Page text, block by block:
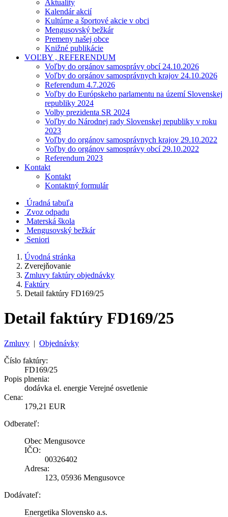
Aktuality
Kalendár akcií
Kultúrne a športové akcie v obci
Mengusovský bežkár
Premeny našej obce
Knižné publikácie
VOĽBY , REFERENDUM
Voľby do orgánov samosprávy obcí 24.10.2026
Voľby do orgánov samosprávnych krajov 24.10.2026
Referendum 4.7.2026
Voľby do Európskeho parlamentu na území Slovenskej
republiky 2024
Volby prezidenta SR 2024
Voľby do Národnej rady Slovenskej republiky v roku
2023
Voľby do orgánov samosprávnych krajov 29.10.2022
Voľby do orgánov samosprávy obcí 29.10.2022
Referendum 2023
Kontakt
Kontakt
Kontaktný formulár
Úradná tabuľa
Zvoz odpadu
Materská škola
Mengusovský bežkár
Seniori
Úvodná stránka
Zverejňovanie
Zmluvy faktúry objednávky
Faktúry
Detail faktúry FD169/25
Detail faktúry FD169/25
Zmluvy | Objednávky
Číslo faktúry:
FD169/25
Popis plnenia:
dodávka el. energie Verejné osvetlenie
Cena:
179,21 EUR
Odberateľ:
Obec Mengusovce
IČO:
00326402
Adresa:
123, 05936 Mengusovce
Dodávateľ:
Energetika Slovensko a.s.